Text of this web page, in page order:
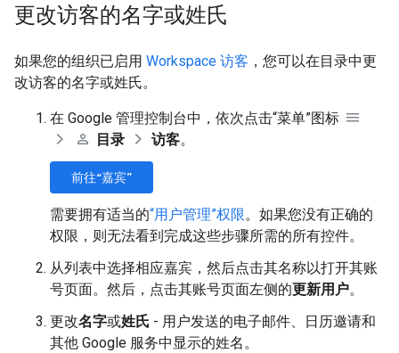
更改访客的名字或姓氏
如果您的组织已启用 Workspace 访客 ，您可以在目录中更
改访客的名字或姓氏。
在 Google 管理控制台中，依次点击“菜单”图标
目录
访客。
前往“嘉宾”
需要拥有适当的“用户管理”权限。如果您没有正确的
权限，则无法看到完成这些步骤所需的所有控件。
从列表中选择相应嘉宾，然后点击其名称以打开其账
号页面。然后，点击其账号页面左侧的更新用户。
更改名字或姓氏 - 用户发送的电子邮件、日历邀请和
其他 Google 服务中显示的姓名。